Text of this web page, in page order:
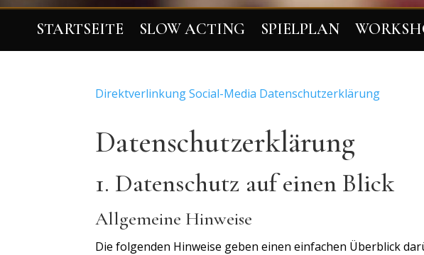
STARTSEITE SLOW ACTING SPIELPLAN
Direktverlinkung Social-Media Datenschutzerklärung
Datenschutz­erklärung
1. Datenschutz auf einen Blick
Allgemeine Hinweise
Die folgenden Hinweise geben einen einfachen Überblick